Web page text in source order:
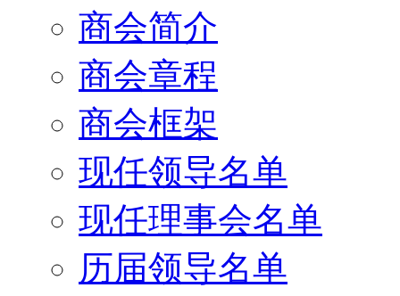
商会简介
商会章程
商会框架
现任领导名单
现任理事会名单
历届领导名单